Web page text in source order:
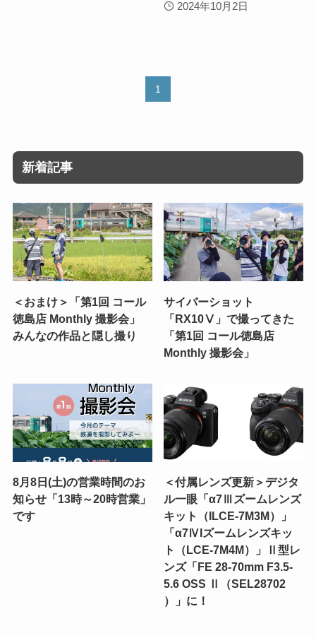
2024年10月2日
1
新着記事
＜おまけ＞「第1回 コール
徳島店 Monthly 撮影会」
みんなの作品と隠し撮り
サイバーショット
「RX10Ⅴ」で撮ってきた
「第1回 コール徳島店
Monthly 撮影会」
8月8日(土)の営業時間のお
知らせ「13時～20時営業」
です
＜付属レンズ更新＞デジタ
ル一眼「α7Ⅲズームレンズ
キット（ILCE-7M3M）」
「α7ⅣIズームレンズキッ
ト（LCE-7M4M）」Ⅱ型レ
ンズ「FE 28-70mm F3.5-
5.6 OSS Ⅱ（SEL28702
）」に！